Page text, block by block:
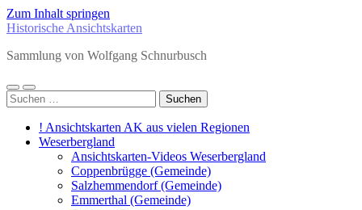
Zum Inhalt springen
Historische Ansichtskarten
Sammlung von Wolfgang Schnurbusch
Mobile-
Menü
Suchfeld
ein-/ausblenden
Suchen
nach:
! Ansichtskarten AK aus vielen Regionen
Weserbergland
Ansichtskarten-Videos Weserbergland
Coppenbrügge (Gemeinde)
Salzhemmendorf (Gemeinde)
Emmerthal (Gemeinde)